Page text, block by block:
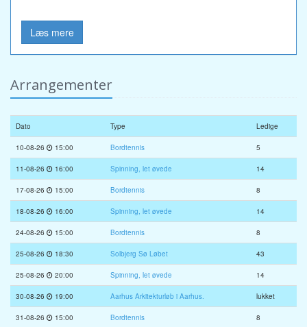
Læs mere
Arrangementer
Dato Type Ledige
10-08-26 15:00 Bordtennis 5
11-08-26 16:00 Spinning, let øvede 14
17-08-26 15:00 Bordtennis 8
18-08-26 16:00 Spinning, let øvede 14
24-08-26 15:00 Bordtennis 8
25-08-26 18:30 Solbjerg Sø Løbet 43
25-08-26 20:00 Spinning, let øvede 14
30-08-26 19:00 Aarhus Arkitekturløb i Aarhus. lukket
31-08-26 15:00 Bordtennis 8